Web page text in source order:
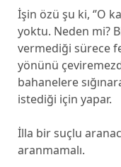
İşin özü şu ki, ‘’O
yoktu. Neden mi?
vermediği sürece
yönünü
bahanelere
istediği için yapar.
İlla bir suçlu
aranmamalı.